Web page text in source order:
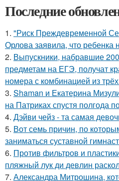
Последние
1. "Риск Преждевременной
Орлова заявила, что ребенка
2. Выпускники, набравшие
предметам на ЕГЭ, получат
номера с комбинацией из
3. Shaman и Екатерина
на Патриках спустя полгода
4. Дэйви чейз - та самая
5. Вот семь причин, по
заниматься суставной
6. Против фильтров и
пляжный лук ди девлин
7. Александра Митрошина,